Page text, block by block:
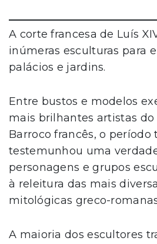
A corte francesa de Luís
inúmeras esculturas para
palácios e jardins.
Entre bustos e modelos
mais brilhantes artistas do
Barroco francês, o
testemunhou uma
personagens e grupos
à releitura das mais
mitológicas greco-
A maioria dos escultores